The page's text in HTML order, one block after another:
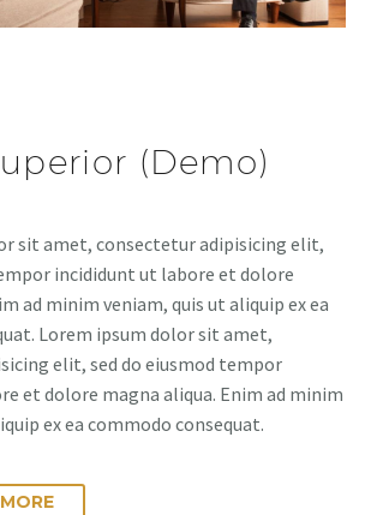
(Demo)
sit amet, consectetur adipisicing elit,
incididunt ut labore et dolore
ad minim veniam, quis ut aliquip ex ea
Lorem ipsum dolor sit amet,
elit, sed do eiusmod tempor
et dolore magna aliqua. Enim ad minim
ex ea commodo consequat.